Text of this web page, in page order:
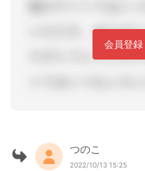
会員登
つのこ
2022/10/13 15:25